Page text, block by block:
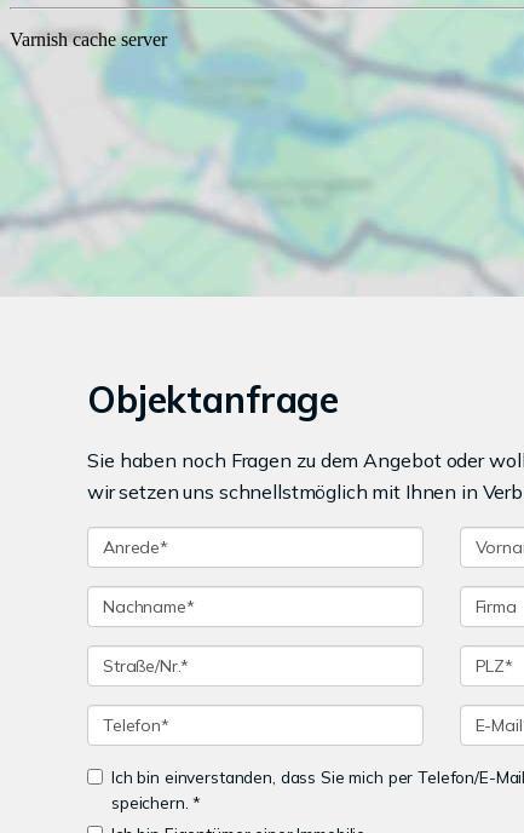
Objektanfrage
Sie haben noch Fragen zu dem Angebot oder
wir setzen uns schnellstmöglich mit Ihnen in
Ich bin einverstanden, dass Sie mich per Telefon/E-
speichern. *